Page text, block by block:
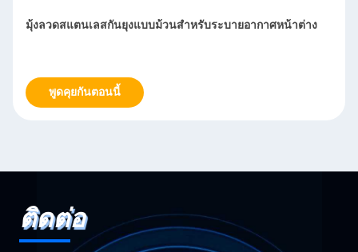
มุ้งลวดสแตนเลสกันยุงแบบม้วนสำหรับระบายอากาศหน้าต่าง
พูดคุยกันตอนนี้
ติดต่อ